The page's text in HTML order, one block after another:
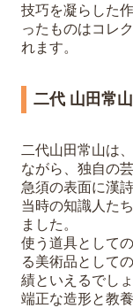
技巧を凝らした
ったものはコレ
れます。
二代 山田常山
二代山田常山は
ながら、独自の
急須の表面に漢
当時の知識人た
ました。
使う道具として
る美術品として
績といえるでしょ
端正な造形と教